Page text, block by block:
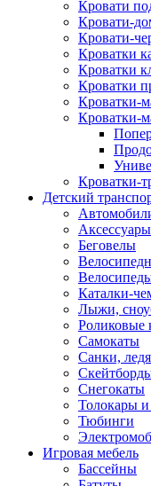
Кровати
Кровати-
Кровати-
Кроватки
Кроватки
Кроватки
Кроватки-
Кроватки-
Кроватки-
Детский
Аксессуары
Беговелы
Каталки-
Лыжи,
Роликовые
Самокаты
Санки,
Снегокаты
Толокары и
Тюбинги
Игровая мебель
Бассейны